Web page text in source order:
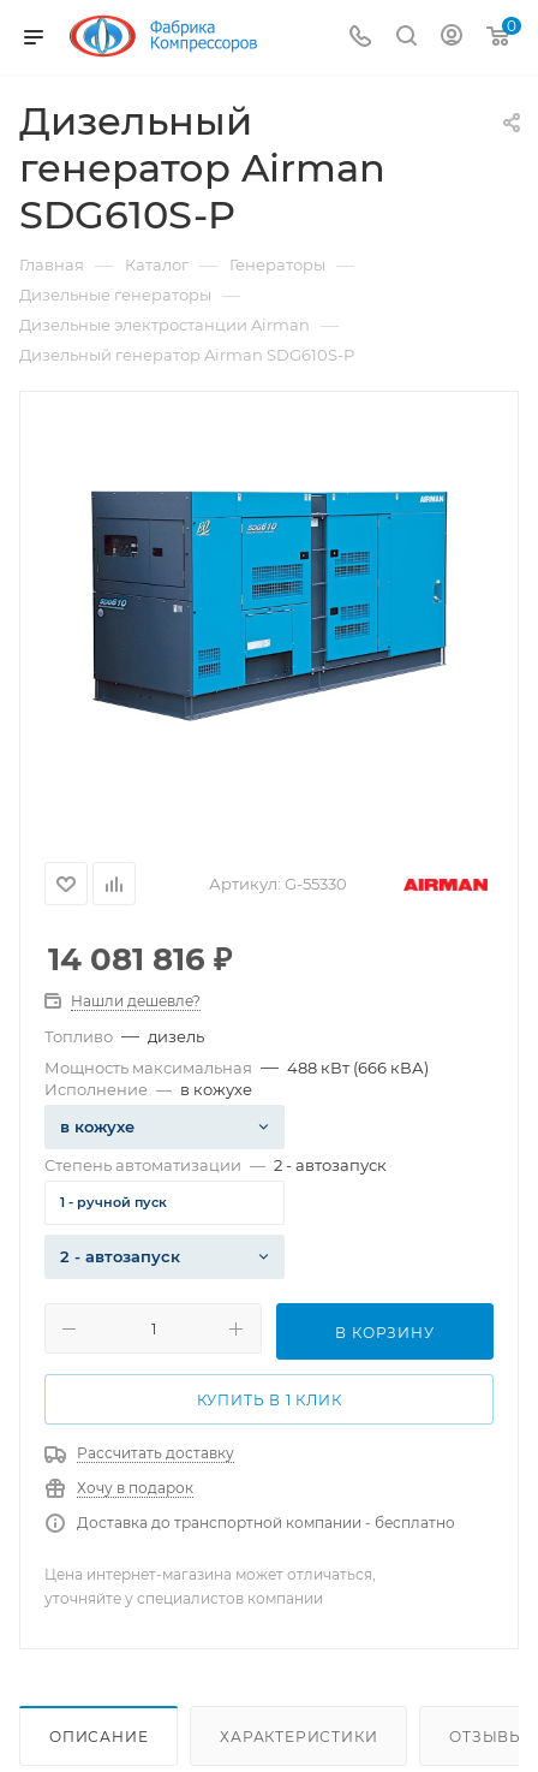
0
Дизельный
генератор Airman
SDG610S-P
Главная — Каталог — Генераторы —
Дизельные генераторы —
Дизельные электростанции Airman —
Дизельный генератор Airman SDG610S-P
Артикул: G-55330
14 081 816 ₽
Нашли дешевле?
Топливо — дизель
Мощность максимальная — 488 кВт (666 кВА)
Исполнение — в кожухе
в кожухе
Степень автоматизации — 2 - автозапуск
1 - ручной пуск
2 - автозапуск
В КОРЗИНУ
КУПИТЬ В 1 КЛИК
Рассчитать доставку
Хочу в подарок
Доставка до транспортной компании - бесплатно
Цена интернет-магазина может отличаться,
уточняйте у специалистов компании
ОПИСАНИЕ ХАРАКТЕРИСТИКИ ОТЗЫВЫ